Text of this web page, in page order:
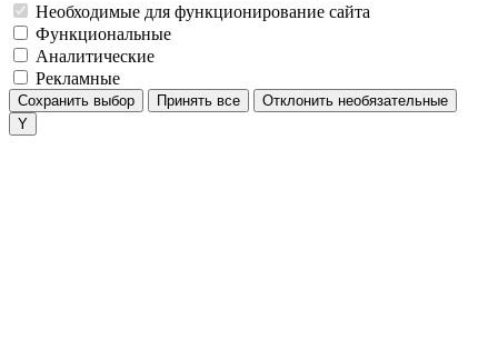
Необходимые для функционирование сайта
Функциональные
Аналитические
Рекламные
Сохранить выбор Принять все Отклонить необязательные